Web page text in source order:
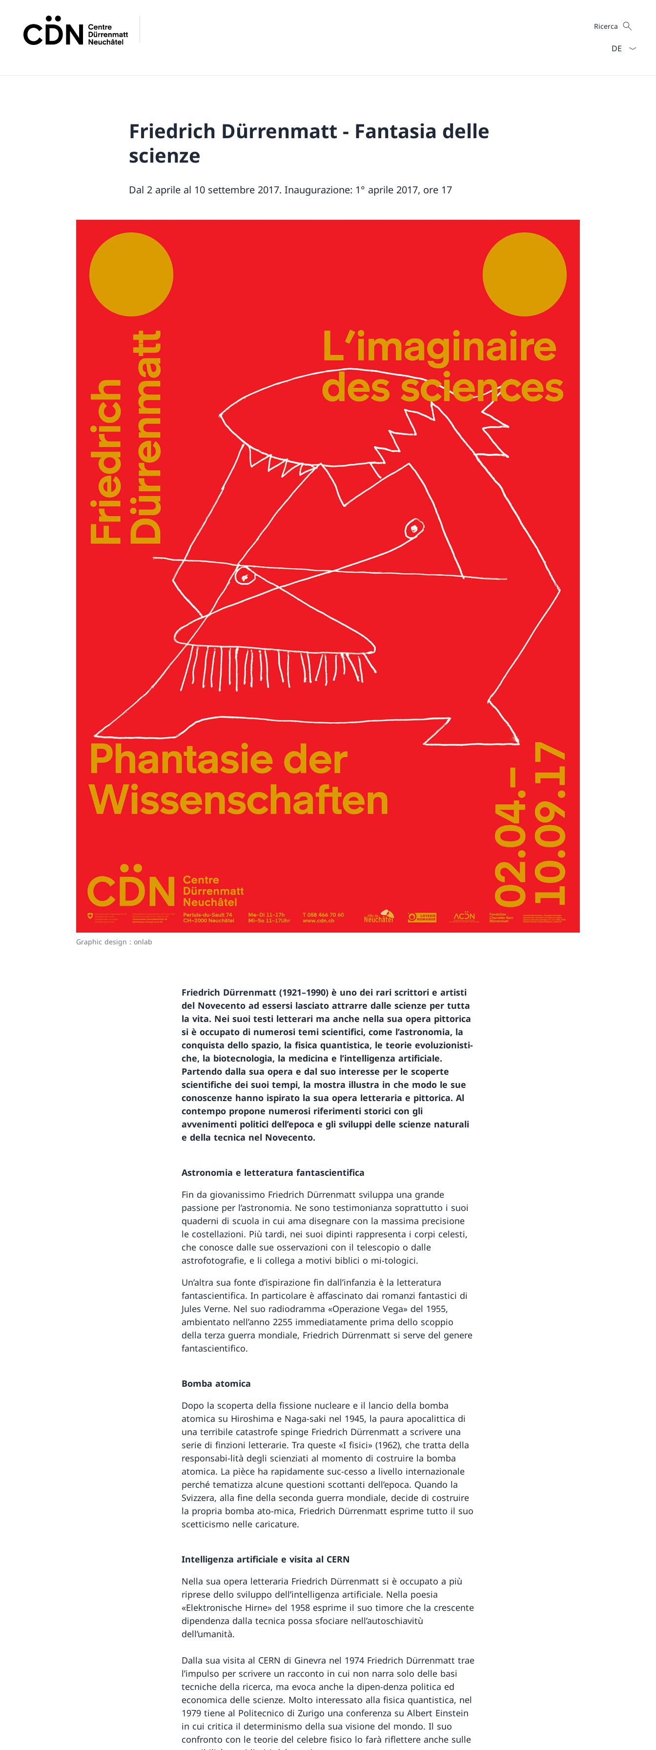
Cercare
Ricerca
Friedrich Dürrenmatt - Fantasia delle
scienze
Dal 2 aprile al 10 settembre 2017. Inaugurazione: 1° aprile 2017, ore 17
Graphic design : onlab
Friedrich Dürrenmatt (1921–1990) è uno dei rari scrittori e artisti
del Novecento ad essersi lasciato attrarre dalle scienze per tutta
la vita. Nei suoi testi letterari ma anche nella sua opera pittorica
si è occupato di numerosi temi scientifici, come l’astronomia, la
conquista dello spazio, la fisica quantistica, le teorie evoluzionisti-
che, la biotecnologia, la medicina e l’intelligenza artificiale.
Partendo dalla sua opera e dal suo interesse per le scoperte
scientifiche dei suoi tempi, la mostra illustra in che modo le sue
conoscenze hanno ispirato la sua opera letteraria e pittorica. Al
contempo propone numerosi riferimenti storici con gli
avvenimenti politici dell’epoca e gli sviluppi delle scienze naturali
e della tecnica nel Novecento.
Astronomia e letteratura fantascientifica
Fin da giovanissimo Friedrich Dürrenmatt sviluppa una grande
passione per l’astronomia. Ne sono testimonianza soprattutto i suoi
quaderni di scuola in cui ama disegnare con la massima precisione
le costellazioni. Più tardi, nei suoi dipinti rappresenta i corpi celesti,
che conosce dalle sue osservazioni con il telescopio o dalle
astrofotografie, e li collega a motivi biblici o mi-tologici.
Un’altra sua fonte d’ispirazione fin dall’infanzia è la letteratura
fantascientifica. In particolare è affascinato dai romanzi fantastici di
Jules Verne. Nel suo radiodramma «Operazione Vega» del 1955,
ambientato nell’anno 2255 immediatamente prima dello scoppio
della terza guerra mondiale, Friedrich Dürrenmatt si serve del genere
fantascientifico.
Bomba atomica
Dopo la scoperta della fissione nucleare e il lancio della bomba
atomica su Hiroshima e Naga-saki nel 1945, la paura apocalittica di
una terribile catastrofe spinge Friedrich Dürrenmatt a scrivere una
serie di finzioni letterarie. Tra queste «I fisici» (1962), che tratta della
responsabi-lità degli scienziati al momento di costruire la bomba
atomica. La pièce ha rapidamente suc-cesso a livello internazionale
perché tematizza alcune questioni scottanti dell’epoca. Quando la
Svizzera, alla fine della seconda guerra mondiale, decide di costruire
la propria bomba ato-mica, Friedrich Dürrenmatt esprime tutto il suo
scetticismo nelle caricature.
Intelligenza artificiale e visita al CERN
Nella sua opera letteraria Friedrich Dürrenmatt si è occupato a più
riprese dello sviluppo dell’intelligenza artificiale. Nella poesia
«Elektronische Hirne» del 1958 esprime il suo timore che la crescente
dipendenza dalla tecnica possa sfociare nell’autoschiavitù
dell’umanità.
Dalla sua visita al CERN di Ginevra nel 1974 Friedrich Dürrenmatt trae
l’impulso per scrivere un racconto in cui non narra solo delle basi
tecniche della ricerca, ma evoca anche la dipen-denza politica ed
economica delle scienze. Molto interessato alla fisica quantistica, nel
1979 tiene al Politecnico di Zurigo una conferenza su Albert Einstein
in cui critica il determinismo della sua visione del mondo. Il suo
confronto con le teorie del celebre fisico lo farà riflettere anche sulle